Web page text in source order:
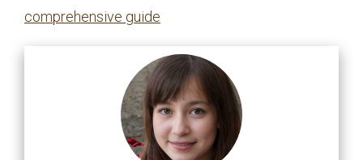
comprehensive guide